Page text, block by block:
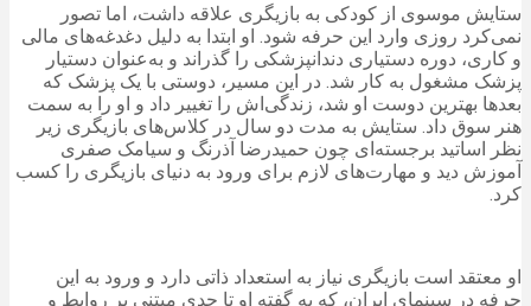
ستایش موسوی از کودکی به بازیگری علاقه داشت، اما تصور
نمی‌کرد روزی وارد این حرفه شود. او ابتدا به دلیل دغدغه‌های مالی
و کاری، دوره دستیاری دندانپزشکی را گذراند و به‌عنوان دستیار
پزشک مشغول به کار شد. در این مسیر، دوستی با یک پزشک که
بعدها بهترین دوست او شد، زندگی‌اش را تغییر داد و او را به سمت
هنر سوق داد. ستایش به مدت دو سال در کلاس‌های بازیگری زیر
نظر اساتید برجسته‌ای چون حمیدرضا آذرنگ و سیامک صفری
آموزش دید و مهارت‌های لازم برای ورود به دنیای بازیگری را کسب
کرد.
او معتقد است بازیگری نیاز به استعداد ذاتی دارد و ورود به این
حرفه در سینمای ایران، که به گفته او تا حدی مبتنی بر روابط و